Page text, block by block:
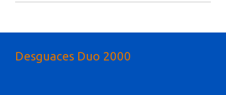
Desguaces Duo 2000